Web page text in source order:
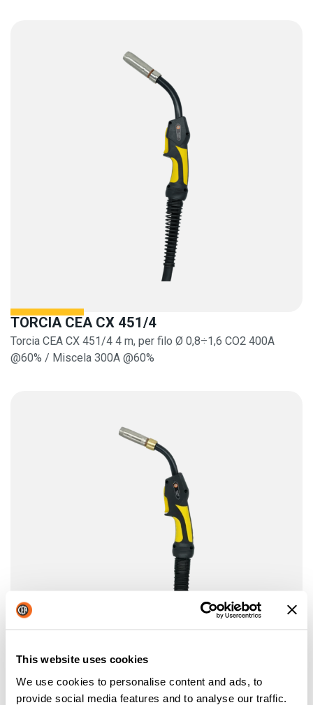
This website uses cookies
We use cookies to personalise content and ads, to
provide social media features and to analyse our traffic.
TORCIA CEA CX 451/4
Torcia CEA CX 451/4 4 m, per filo Ø 0,8÷1,6 CO2 400A
@60% / Miscela 300A @60%
TORCIA CEA CXH 302/4